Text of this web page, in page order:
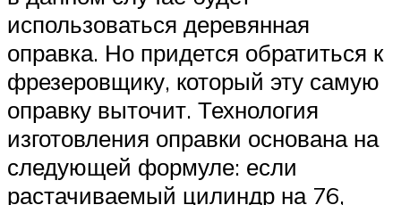
использоваться деревянная
оправка. Но придется обратиться к
фрезеровщику, который эту самую
оправку выточит. Технология
изготовления оправки основана на
следующей формуле: если
растачиваемый цилиндр на 76,